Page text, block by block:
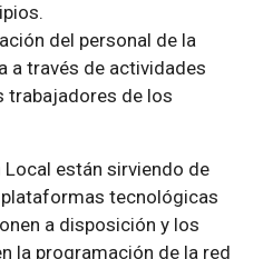
del personal de la
a través de actividades
trabajadores de los
están sirviendo de
tecnológicas
a disposición y los
la programación de la red